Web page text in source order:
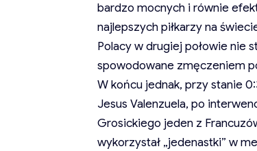
bardzo mocnych i równie
najlepszych piłkarzy na
Polacy w drugiej połowie nie
spowodowane zmęczeniem
W końcu jednak, przy stanie
Jesus Valenzuela, po
Grosickiego jeden z
wykorzystał „jedenastki” w